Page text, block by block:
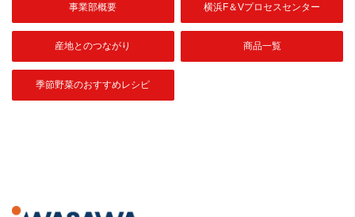
事業部概要 横浜F＆Vプロセスセンター
産地とのつながり 商品一覧
季節野菜のおすすめレシピ